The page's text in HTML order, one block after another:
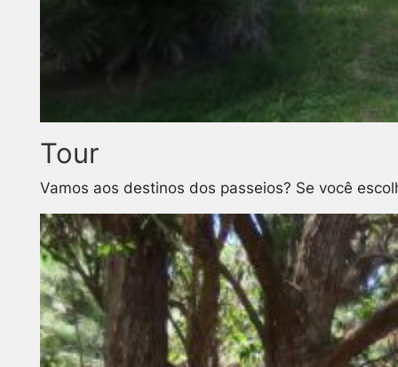
Tour
Vamos aos destinos dos passeios? Se você